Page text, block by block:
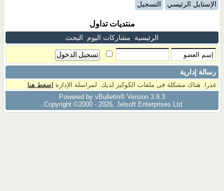
الإستايل الرئيسي التسجيل
منتديات تداول
الرئيسية مشاركات اليوم البحث
رسالة إدارية
عذرا. هناك مشكلة فى ملفات الكوكيز لديك. لمراسلة الإدارة اضغط هنا
Powered by vBulletin® Version 3.8.3
Copyright ©2000 - 2026, Jelsoft Enterprises Ltd.